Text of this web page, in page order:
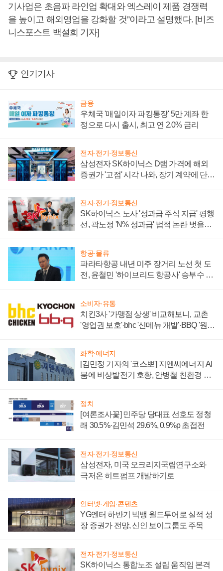
기사업은 초음파 라인업 확대와 엑스레이 제품 경쟁력
을 높이고 해외영업을 강화할 것”이라고 설명했다. [비즈
니스포스트 백설희 기자]
인기기사
금융
우체국 '매일이자 파킹통장' 5만 계좌 한
정으로 다시 출시, 최고 연 2.0% 금리
전자·전기·정보통신
삼성전자 SK하이닉스 D램 가격에 해외
증권가 '고점' 시각 나와, 장기 계약에 단점
전자·전기·정보통신
SK하이닉스 노사 '성과급 주식 지급' 평행
선, 곽노정 'N% 성과급' 법적 논란 벗을지
항공·물류
파라타항공 내년 미주 장거리 노선 첫 도
전, 윤철민 '하이브리드 항공사' 승부수 통
소비자·유통
치킨3사 '가맹점 상생' 비교해보니, 교촌
'영업권 보호'·bhc '신메뉴 개발'·BBQ '원가
화학·에너지
[김민정 기자의 '코스뽀'] 지엔씨에너지 AI
붐에 비상발전기 호황, 안병철 친환경 에
정치
[여론조사꽃] 민주당 당대표 선호도 정청
래 30.5%·김민석 29.6%, 0.9%p 초접전
전자·전기·정보통신
삼성전자, 미국 오크리지국립연구소와
극저온 히트펌프 개발하기로
인터넷·게임·콘텐츠
YG엔터 하반기 빅뱅 월드투어로 실적 성
장 증권가 전망, 신인 보이그룹도 주목
전자·전기·정보통신
SK하이닉스 통합노조 설립 움직임 본격